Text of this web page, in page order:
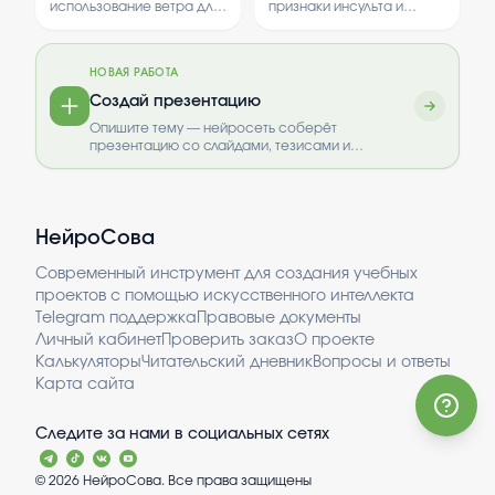
использование ветра для
Рассматриваются
ветра и его
преимущества.
признаки инсульта и
первой помощи. В нем
быстрого реагирования.
НОВАЯ РАБОТА
Создай презентацию
Опишите тему — нейросеть соберёт
презентацию со слайдами, тезисами и
НейроСова
Современный инструмент для создания учебных
проектов с помощью искусственного интеллекта
Telegram поддержка Правовые документы
Личный кабинетПроверить заказО проекте
КалькуляторыЧитательский дневникВопросы и ответы
Карта сайта
Следите за нами в социальных сетях
© 2026 НейроСова. Все права защищены